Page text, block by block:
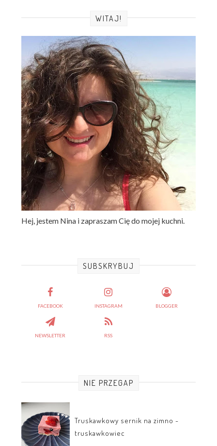
WITAJ!
Hej, jestem Nina i zapraszam Cię do mojej kuchni.
SUBSKRYBUJ
FACEBOOK INSTAGRAM BLOGGER
NEWSLETTER RSS
NIE PRZEGAP
Truskawkowy sernik na zimno -
truskawkowiec